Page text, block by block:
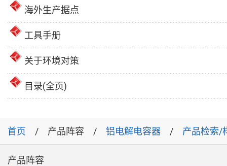
海外生产据点
工具手册
关于环境对策
目录(全页)
首页 产品阵容 铝电解电容器 产品检索/
产品阵容